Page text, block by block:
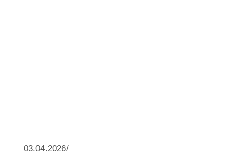
03.04.2026/